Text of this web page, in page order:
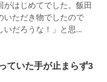
がはじめてでした。飯田
いただき物でしたので
いだろうな！」と思...
ていた手が止まらず3